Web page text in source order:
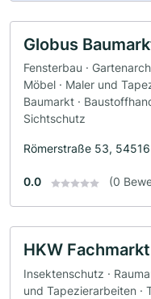
Globus
Fensterbau ·
Möbel · Maler und
Baumarkt ·
Sichtschutz
Römerstraße 53,
0.0 (0
HKW
Insektenschutz ·
und Tapezierarbeiten ·